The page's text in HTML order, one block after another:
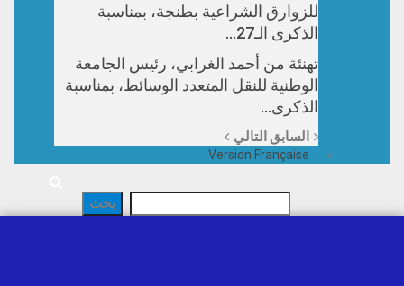
للزوارق الشراعية بطنجة، بمناسبة
الذكرى الـ27…
تهنئة من أحمد الغرابي، رئيس الجامعة
الوطنية للنقل المتعدد الوسائط، بمناسبة
الذكرى…
السابق التالي
Version Française